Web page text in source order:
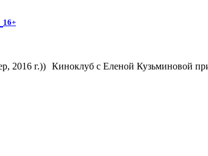
16+
Киноклуб с Еленой Кузьминовой